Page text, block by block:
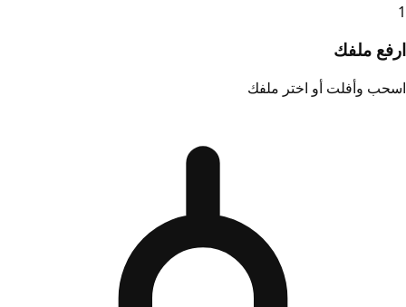
1
ارفع ملفك
اسحب وأفلت أو اختر ملفك